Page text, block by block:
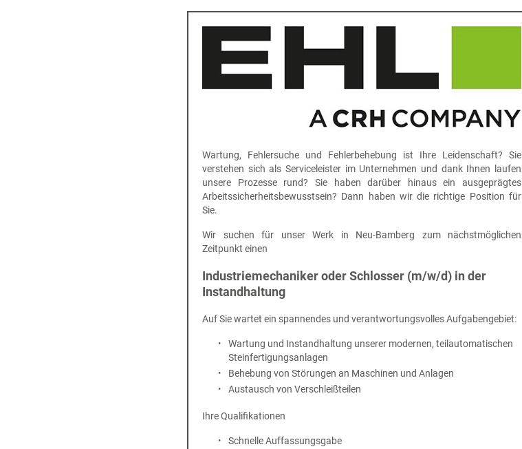
Wartung, Fehlersuche und Fehlerbehebung ist Ihre Leidenschaft? Sie
verstehen sich als Serviceleister im Unternehmen und dank Ihnen laufen
unsere Prozesse rund? Sie haben darüber hinaus ein ausgeprägtes
Arbeitssicherheitsbewusstsein? Dann haben wir die richtige Position für
Sie.
Wir suchen für unser Werk in Neu-Bamberg zum nächstmöglichen
Zeitpunkt einen
Industriemechaniker oder Schlosser (m/w/d) in der
Instandhaltung
Auf Sie wartet ein spannendes und verantwortungsvolles Aufgabengebiet:
Wartung und Instandhaltung unserer modernen, teilautomatischen
Steinfertigungsanlagen
Behebung von Störungen an Maschinen und Anlagen
Austausch von Verschleißteilen
Ihre Qualifikationen
Schnelle Auffassungsgabe